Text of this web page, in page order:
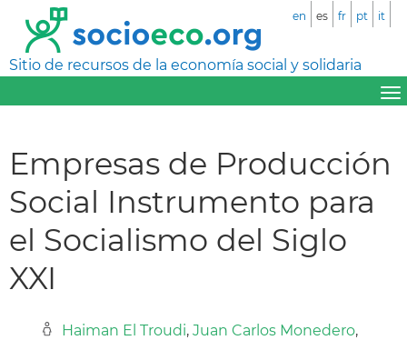
Sitio de recursos de la economía social y solidaria
en es fr pt it
Empresas de Producción
Social Instrumento para
el Socialismo del Siglo
XXI
Haiman El Troudi, Juan Carlos Monedero,